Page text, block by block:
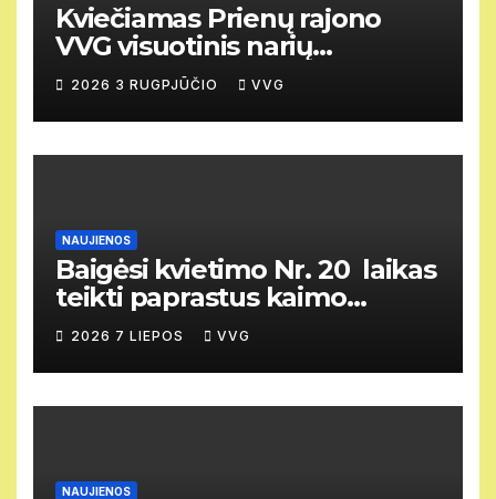
Kviečiamas Prienų rajono
VVG visuotinis narių
susirinkimas
2026 3 RUGPJŪČIO VVG
NAUJIENOS
Baigėsi kvietimo Nr. 20 laikas
teikti paprastus kaimo
vietovių vietos projektus
2026 7 LIEPOS VVG
NAUJIENOS